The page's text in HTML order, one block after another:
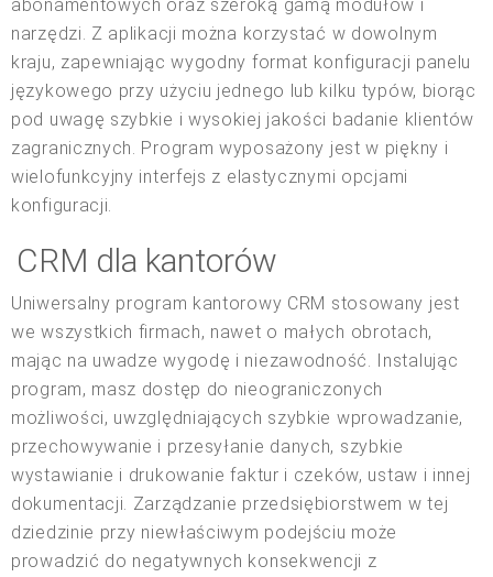
abonamentowych oraz szeroką gamą modułów i
narzędzi. Z aplikacji można korzystać w dowolnym
kraju, zapewniając wygodny format konfiguracji panelu
językowego przy użyciu jednego lub kilku typów, biorąc
pod uwagę szybkie i wysokiej jakości badanie klientów
zagranicznych. Program wyposażony jest w piękny i
wielofunkcyjny interfejs z elastycznymi opcjami
konfiguracji.
CRM dla kantorów
Uniwersalny program kantorowy CRM stosowany jest
we wszystkich firmach, nawet o małych obrotach,
mając na uwadze wygodę i niezawodność. Instalując
program, masz dostęp do nieograniczonych
możliwości, uwzględniających szybkie wprowadzanie,
przechowywanie i przesyłanie danych, szybkie
wystawianie i drukowanie faktur i czeków, ustaw i innej
dokumentacji. Zarządzanie przedsiębiorstwem w tej
dziedzinie przy niewłaściwym podejściu może
prowadzić do negatywnych konsekwencji z